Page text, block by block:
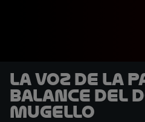
La voz de la
balance del
Mugello